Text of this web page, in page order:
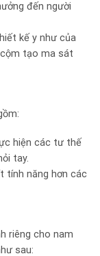
đến người
kế y như của
tạo ma sát
hiện các tư thế
tay.
tính năng hơn các
riêng cho nam
sau: